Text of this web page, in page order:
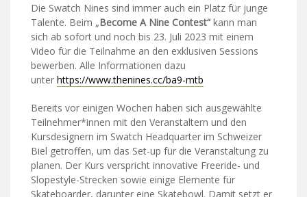
Die Swatch Nines sind immer auch ein Platz für junge
Talente. Beim „Become A Nine Contest“kann man
sich ab sofort und noch bis 23. Juli 2023 mit einem
Video für die Teilnahme an den exklusiven Sessions
bewerben. Alle Informationen dazu
unter https://www.thenines.cc/ba9-mtb
Bereits vor einigen Wochen haben sich ausgewählte
Teilnehmer*innen mit den Veranstaltern und den
Kursdesignern im Swatch Headquarter im Schweizer
Biel getroffen, um das Set-up für die Veranstaltung zu
planen. Der Kurs verspricht innovative Freeride- und
Slopestyle-Strecken sowie einige Elemente für
Skateboarder, darunter eine Skatebowl. Damit setzt er